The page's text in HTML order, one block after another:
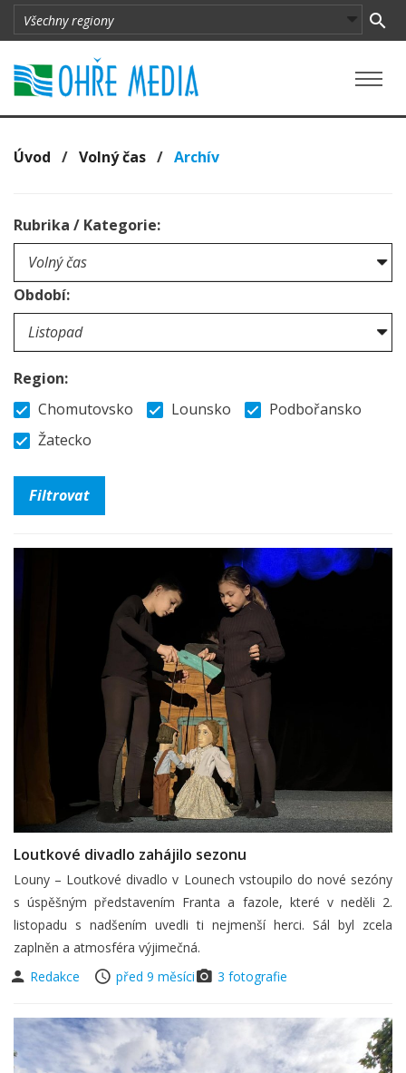
Úvod / Volný čas / Archív
Rubrika / Kategorie:
Období:
Region:
Chomutovsko
Lounsko
Podbořansko
Žatecko
Loutkové divadlo zahájilo sezonu
Louny – Loutkové divadlo v Lounech vstoupilo do nové sezóny
s úspěšným představením Franta a fazole, které v neděli 2.
listopadu s nadšením uvedli ti nejmenší herci. Sál byl zcela
zaplněn a atmosféra výjimečná.
Redakce
před 9 měsíci 3 fotografie